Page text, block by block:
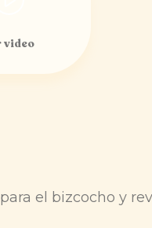
video
el bizcocho y